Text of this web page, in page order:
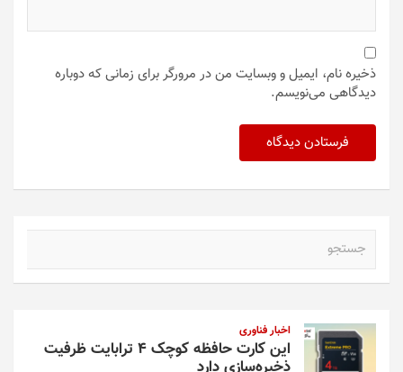
ذخیره نام، ایمیل و وبسایت من در مرورگر برای زمانی که دوباره
دیدگاهی می‌نویسم.
اخبار فناوری
این کارت حافظه کوچک ۴ ترابایت ظرفیت
ذخیره‌سازی دارد